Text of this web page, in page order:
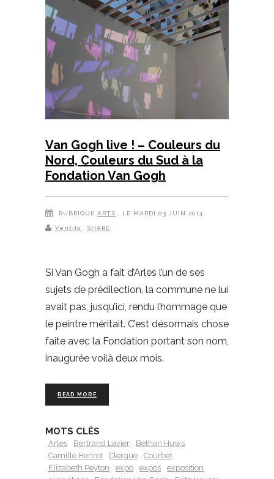
Van Gogh live ! – Couleurs du
Nord, Couleurs du Sud à la
Fondation Van Gogh
RUBRIQUE ARTS , LE MARDI 03 JUIN 2014
Ventilo SHARE
Si Van Gogh a fait d’Arles l’un de ses
sujets de prédilection, la commune ne lui
avait pas, jusqu’ici, rendu l’hommage que
le peintre méritait. C’est désormais chose
faite avec la Fondation portant son nom,
inaugurée voilà deux mois.
READ MORE
MOTS CLÉS
Arles Bertrand Lavier
Bethan Huws
Camille Henrot
Clergue
Courbet
Elizabeth Peyton
expo expos
exposition